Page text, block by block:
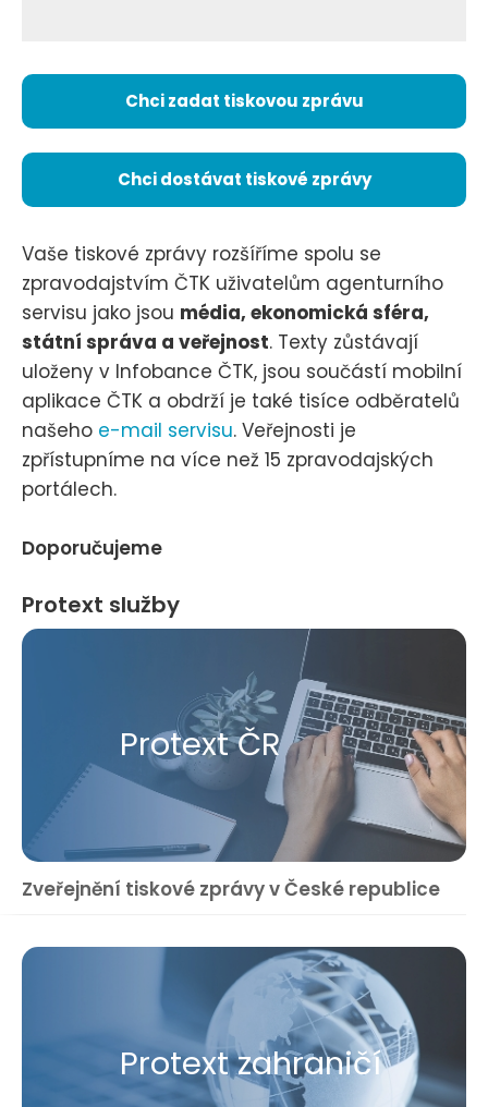
Chci zadat tiskovou zprávu
Chci dostávat tiskové zprávy
Vaše tiskové zprávy rozšíříme spolu se
zpravodajstvím ČTK uživatelům agenturního
servisu jako jsou média, ekonomická sféra,
státní správa a veřejnost. Texty zůstávají
uloženy v Infobance ČTK, jsou součástí mobilní
aplikace ČTK a obdrží je také tisíce odběratelů
našeho e-mail servisu. Veřejnosti je
zpřístupníme na více než 15 zpravodajských
portálech.
Doporučujeme
Protext služby
Protext ČR
Zveřejnění tiskové zprávy v České republice
Protext zahraničí